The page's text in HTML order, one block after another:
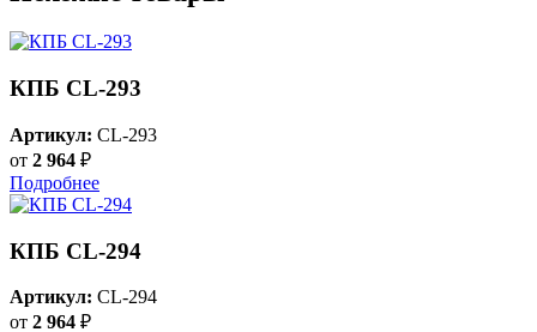
КПБ CL-293
Артикул: CL-293
от 2 964 ₽
Подробнее
КПБ CL-294
Артикул: CL-294
от 2 964 ₽